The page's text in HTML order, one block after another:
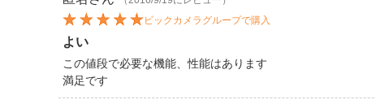
ビックカメラグループで購入
よい
この値段で必要な機能、性能はあります
満足です